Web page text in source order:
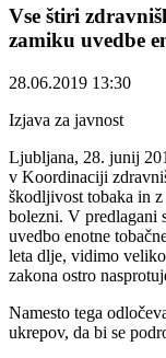
Vse štiri
zamiku uvedbe
28.06.2019 13:30
Izjava za javnost
Ljubljana, 28. junij
v Koordinaciji
škodljivost tobaka in
bolezni. V predlagani
uvedbo enotne
leta dlje, vidimo
zakona ostro
Namesto tega
ukrepov, da bi se